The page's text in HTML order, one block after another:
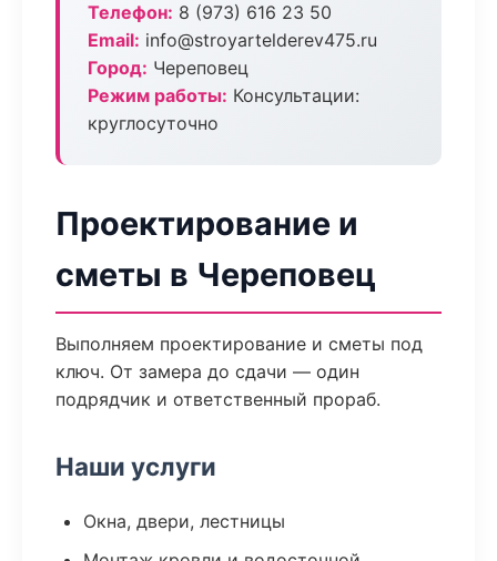
Телефон: 8 (973) 616 23 50
Email: info@stroyartelderev475.ru
Город: Череповец
Режим работы: Консультации:
круглосуточно
Проектирование и
сметы в Череповец
Выполняем проектирование и сметы под
ключ. От замера до сдачи — один
подрядчик и ответственный прораб.
Наши услуги
Окна, двери, лестницы